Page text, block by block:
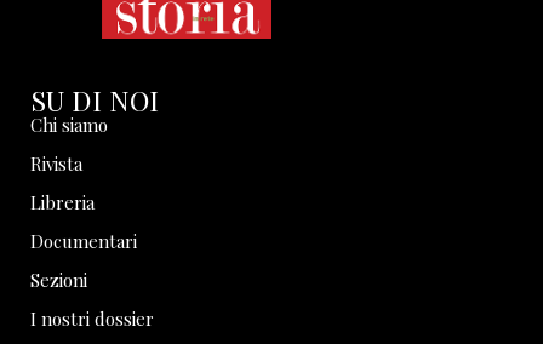
SU DI NOI
Chi siamo
Rivista
Libreria
Documentari
Sezioni
I nostri dossier